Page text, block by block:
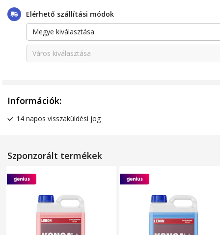
Elérhető szállítási módok
Megye kiválasztása
Város kiválasztása
Információk:
14 napos visszaküldési jog
Szponzorált termékek